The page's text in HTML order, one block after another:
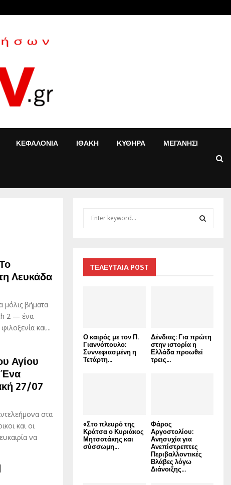
ΚΕΦΑΛΟΝΙΑ ΙΘΑΚΗ ΚΥΘΗΡΑ ΜΕΓΑΝΗΣΙ
Λευκάδα
μόλις βήματα
2 — ένα
και...
Αγίου
Ένα
27/07
στα
και οι
να
f
H
ΤΕΛΕΥΤΑΙΑ POST
Ο καιρός με τον Π.
Γιαννόπουλο:
Συννεφιασμένη η
Τετάρτη...
Δένδιας: Για πρώτη
στην ιστορία η
Ελλάδα προωθεί
τρεις...
«Στο πλευρό της
Κράτσα ο Κυριάκος
Μητσοτάκης και
σύσσωμη...
Φάρος
Αργοστολίου:
Ανησυχία για
Ανεπίστρεπτες
Περιβαλλοντικές
Βλάβες λόγω
Διάνοιξης...